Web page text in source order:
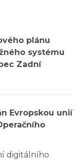
plánu
systému
Zadní
Evropskou unií
digitálního